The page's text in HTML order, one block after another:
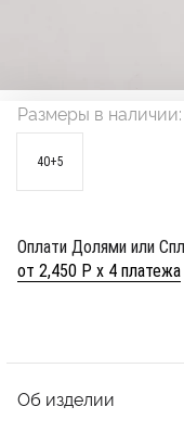
Размеры в наличии:
40+5
Оплати Долями или
от 2,450 Р х 4 платежа
Об изделии